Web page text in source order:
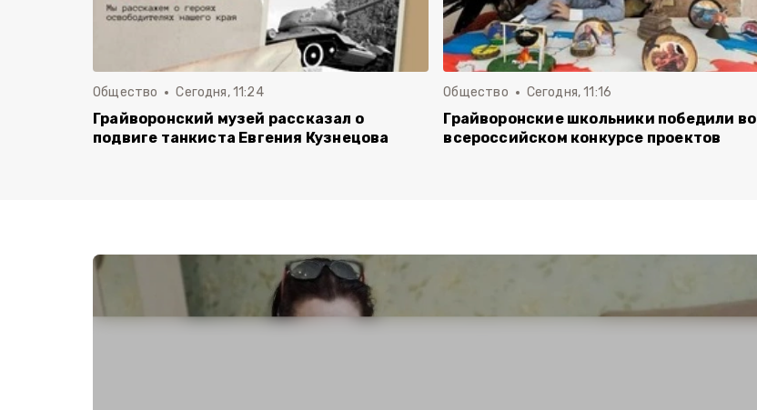
Общество Сегодня, 11:24
Грайворонский музей рассказал о
подвиге танкиста Евгения Кузнецова
Общество Сегодня, 11:16
Грайворонские школьники победили во
всероссийском конкурсе проектов